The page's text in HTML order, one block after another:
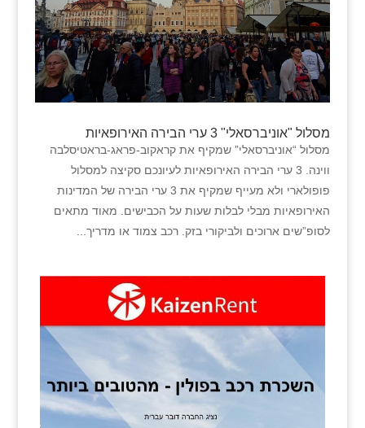
מסלול "אוניברסאלי" 3 ערי הבירה האירופאיות
מסלול “אוניברסאלי” שמקיף את קראקוב-פראג-בראטיסלבה
ווינה. 3 ערי הבירה האירופאיות לעיונכם סקיצה למסלול
פופולארי ולא מעייף שמקיף את 3 ערי הבירה של המדינות
האירופאיות מבלי לבלות שעות על הכבישים. מאוד מתאים
לסופ”שים ארוכים ולביקורי בזק. רכב צמוד או מדריך...